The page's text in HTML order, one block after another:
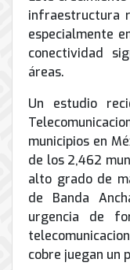
infraestructura
especialmente
conectividad
áreas.
Un estudio
municipios en
de los 2,462
alto grado de
de Banda
urgencia de
cobre juegan un